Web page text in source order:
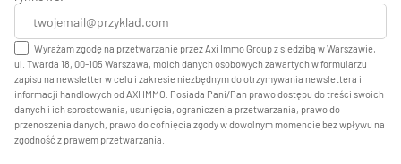
Wyrażam zgodę na przetwarzanie przez Axi Immo Group z siedzibą w Warszawie,
ul. Twarda 18, 00-105 Warszawa, moich danych osobowych zawartych w formularzu
zapisu na newsletter w celu i zakresie niezbędnym do otrzymywania newslettera i
informacji handlowych od AXI IMMO. Posiada Pani/Pan prawo dostępu do treści swoich
danych i ich sprostowania, usunięcia, ograniczenia przetwarzania, prawo do
przenoszenia danych, prawo do cofnięcia zgody w dowolnym momencie bez wpływu na
zgodność z prawem przetwarzania.